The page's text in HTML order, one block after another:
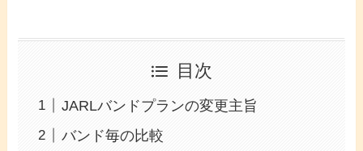
目次
JARLバンドプランの変更主旨
バンド毎の比較